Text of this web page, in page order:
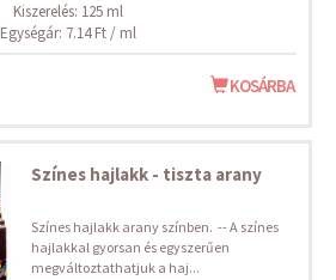
Kiszerelés: 125 ml
Egységár: 7.14 Ft / ml
KOSÁRBA
Színes hajlakk - tiszta arany
Színes hajlakk arany színben. -- A színes
hajlakkal gyorsan és egyszerűen
megváltoztathatjuk a haj...